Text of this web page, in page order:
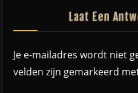
Laat Een
Je e-mailadres wordt niet
velden zijn gemarkeerd